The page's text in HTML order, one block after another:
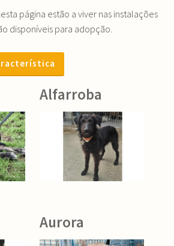
página estão a viver nas instalações
disponíveis para adopção.
Alfarroba
Aurora